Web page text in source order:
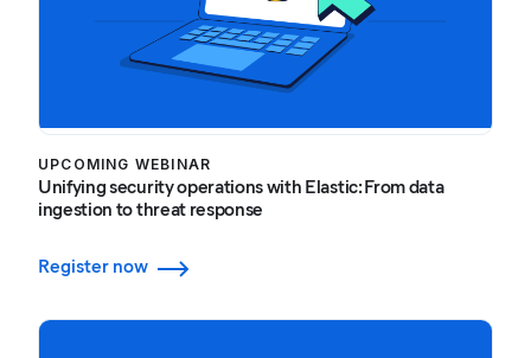
UPCOMING WEBINAR
Unifying security operations with Elastic: From data
ingestion to threat response
Register now